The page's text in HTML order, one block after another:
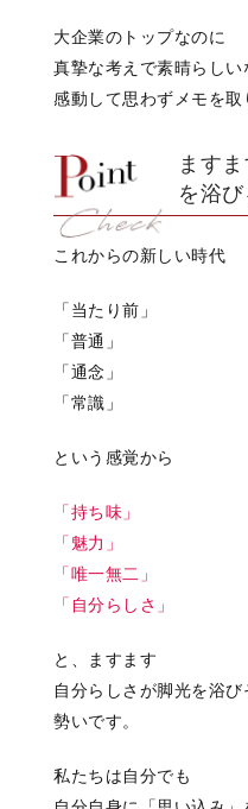
大企業のトップなのに
真摯な考えで素晴らしい
感動して思わずメモを取
ます
を浴び
これからの新しい時代
「当たり前」
「普通」
「通念」
「常識」
という感覚から
「持ち味」
「魅力」
「唯一無二」
「自分らしさ」
と、ますます
自分らしさが脚光を浴び
勢いです。
私たちは自分でも